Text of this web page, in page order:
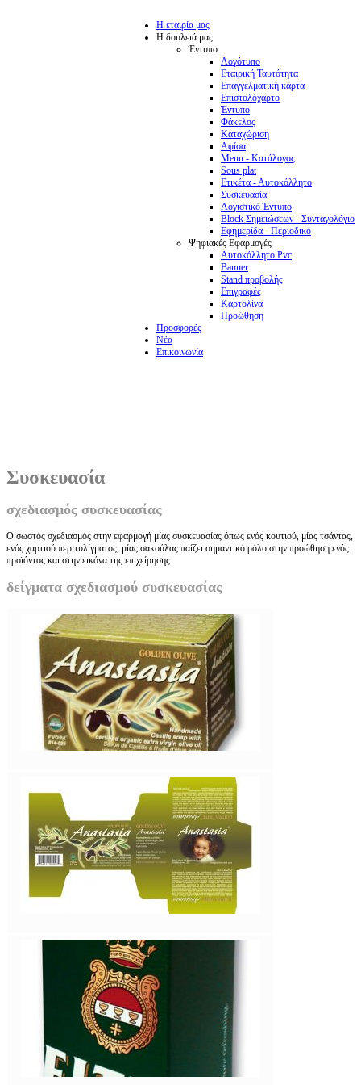
Η εταιρία μας
Η δουλειά μας
Έντυπο
Λογότυπο
Εταιρική Ταυτότητα
Επαγγελματική κάρτα
Επιστολόχαρτο
Έντυπο
Φάκελος
Καταχώριση
Αφίσα
Menu - Κατάλογος
Sous plat
Ετικέτα - Αυτοκόλλητο
Συσκευασία
Λογιστικό Έντυπο
Block Σημειώσεων - Συνταγολόγιο
Εφημερίδα - Περιοδικό
Ψηφιακές Εφαρμογές
Αυτοκόλλητο Pvc
Banner
Stand προβολής
Επιγραφές
Καρτολίνα
Προώθηση
Προσφορές
Νέα
Επικοινωνία
Συσκευασία
σχεδιασμός συσκευασίας
Ο σωστός σχεδιασμός στην εφαρμογή μίας συσκευασίας όπως ενός κουτιού, μίας τσάντας,
ενός χαρτιού περιτυλίγματος, μίας σακούλας παίζει σημαντικό ρόλο στην προώθηση ενός
προϊόντος και στην εικόνα της επιχείρησης.
δείγματα σχεδιασμού συσκευασίας